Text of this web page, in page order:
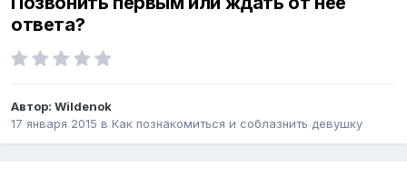
ответа?
Автор: Wildenok
17 января 2015 в Как познакомиться и соблазнить девушку